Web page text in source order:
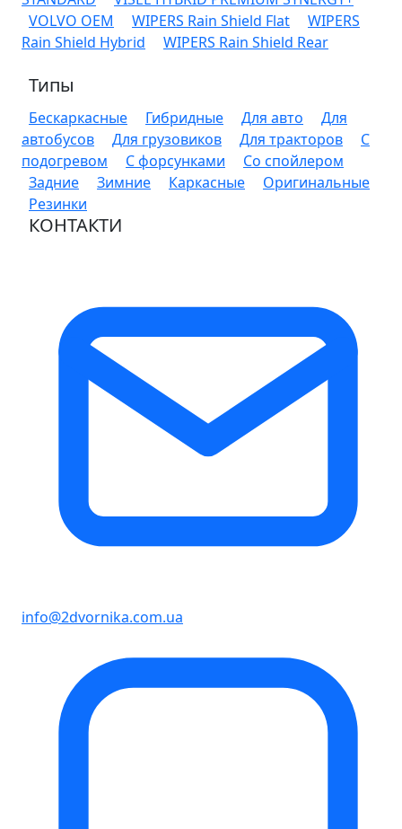
VOLVO OEM
WIPERS Rain Shield Flat
WIPERS
Rain Shield Hybrid
WIPERS Rain Shield Rear
Типы
Бескаркасные Гибридные Для авто
Для
автобусов
Для грузовиков Для тракторов
С
подогревом
С форсунками
Со спойлером
Задние
Зимние Каркасные
Оригинальные
Резинки
КОНТАКТИ
info@2dvornika.com.ua